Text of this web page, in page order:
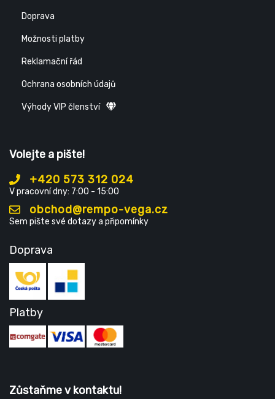
Doprava
Možnosti platby
Reklamační řád
Ochrana osobních údajů
Výhody VIP členství
Volejte a pište!
+420 573 312 024
V pracovní dny: 7:00 - 15:00
obchod@rempo-vega.cz
Sem pište své dotazy a připomínky
Doprava
Platby
Zůstaňme v kontaktu!